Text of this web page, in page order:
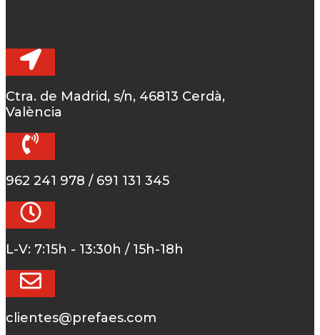
Ctra. de Madrid, s/n, 46813 Cerdà,
València
962 241 978 / 691 131 345
L-V: 7:15h - 13:30h / 15h-18h
clientes@prefaes.com